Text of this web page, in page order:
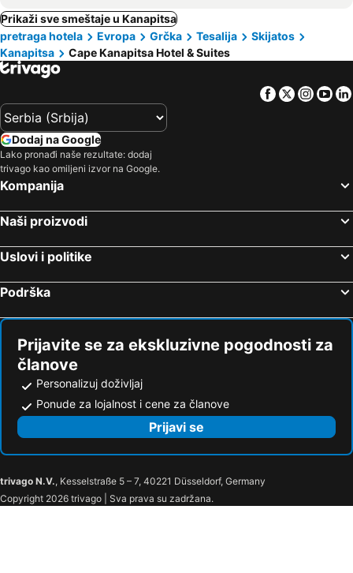
Prikaži sve smeštaje u Kanapitsa
pretraga hotela
Evropa Grčka Tesalija
Skijatos
Kanapitsa
Cape Kanapitsa Hotel & Suites
Facebook
Twitter
Dodaj na Google
Lako pronađi naše rezultate: dodaj
trivago kao omiljeni izvor na Google.
Kompanija
Naši proizvodi
Uslovi i politike
Podrška
Prijavite se za ekskluzivne pogodnosti za
članove
Personalizuj doživljaj
Ponude za lojalnost i cene za članove
Prijavi se
trivago N.V., Kesselstraße 5 – 7, 40221 Düsseldorf, Germany
Copyright 2026 trivago | Sva prava su zadržana.